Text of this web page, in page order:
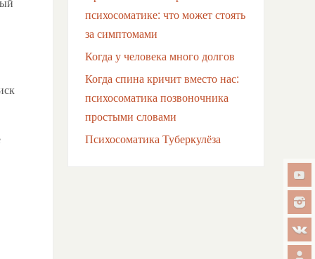
психосоматике: что может стоять
за симптомами
Когда у человека много долгов
Когда спина кричит вместо нас:
психосоматика позвоночника
простыми словами
Психосоматика Туберкулёза